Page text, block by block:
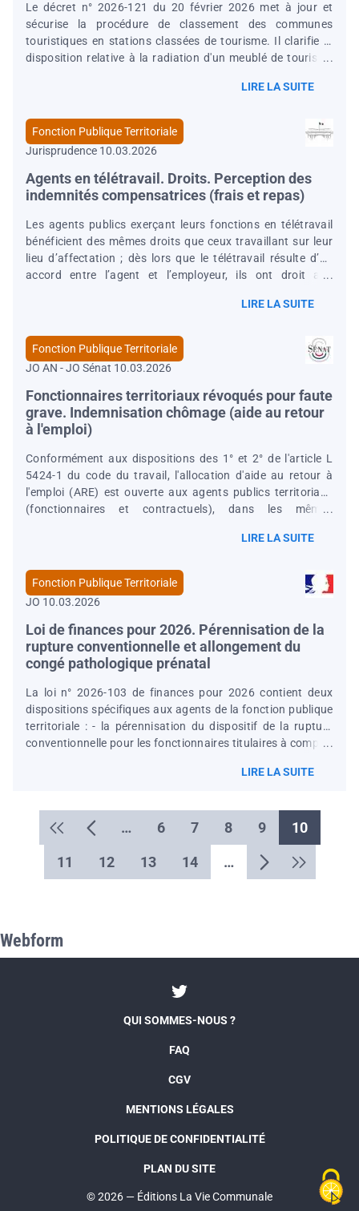
Le décret n° 2026-121 du 20 février 2026 met à jour et
sécurise la procédure de classement des communes
touristiques en stations classées de tourisme. Il clarifie la
disposition relative à la radiation d'un meublé de tourisme
partie réglementaire du code du tourisme en abrogeant des
Atout France, de frais d'immatriculation.
LIRE LA SUITE
Fonction Publique Territoriale
Jurisprudence 10.03.2026
Agents en télétravail. Droits. Perception des
indemnités compensatrices (frais et repas)
Les agents publics exerçant leurs fonctions en télétravail
bénéficient des mêmes droits que ceux travaillant sur leur
lieu d’affectation ; dès lors que le télétravail résulte d’un
accord entre l’agent et l’employeur, ils ont droit aux
couvrir les frais liés au télétravail et l’indemnité
travaillé à distance depuis juillet 2020, avec leur accord et
celui de l’employeur, ont droit à une indemnité forfaitaire de
60 € et à l’indemnité compensatrice de repas (CE, 20 février
2026, n° 500562).
LIRE LA SUITE
Fonction Publique Territoriale
JO AN - JO Sénat 10.03.2026
Fonctionnaires territoriaux révoqués pour faute
grave. Indemnisation chômage (aide au retour
à l'emploi)
Conformément aux dispositions des 1° et 2° de l'article L
5424-1 du code du travail, l'allocation d'aide au retour à
l'emploi (ARE) est ouverte aux agents publics territoriaux
(fonctionnaires et contractuels), dans les mêmes
l'agent a été involontairement privé d'emploi et,
et qu'il recherche un emploi qui satisfasse à des conditions
d'âge et d'activité antérieure. Les cas dans lesquels un
agent se verrait privé de son emploi de manière involontaire
sont précisés à l'article 2 du règlement général annexé à
LIRE LA SUITE
Fonction Publique Territoriale
JO 10.03.2026
Loi de finances pour 2026. Pérennisation de la
rupture conventionnelle et allongement du
congé pathologique prénatal
La loi n° 2026-103 de finances pour 2026 contient deux
dispositions spécifiques aux agents de la fonction publique
territoriale : - la pérennisation du dispositif de la rupture
conventionnelle pour les fonctionnaires titulaires à compter
fonction publique) ; - l’allongement de la durée totale
femmes enceintes de 14 à 21 jours à compter du 1 er mars
2026 ( art. L 631-3 du code général de la fonction
publique). Le congé pathologique postnatal est de 4
semaines.
LIRE LA SUITE
Pagination … 6 7 8 9 10
11 12 13 14 …
Webform
© 2026 — Éditions La Vie Communale
QUI SOMMES-NOUS ?
FAQ
CGV
MENTIONS LÉGALES
POLITIQUE DE CONFIDENTIALITÉ
PLAN DU SITE